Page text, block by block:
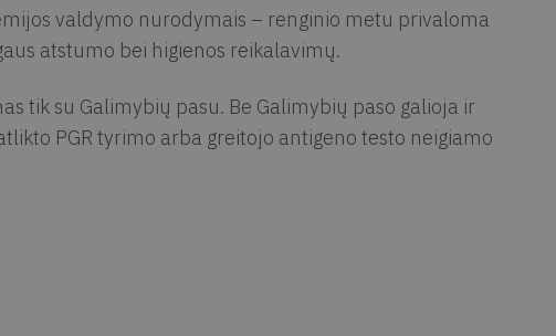
valdymo nurodymais – renginio metu privaloma
atstumo bei higienos reikalavimų.
tik su Galimybių pasu. Be Galimybių paso galioja ir
PGR tyrimo arba greitojo antigeno testo neigiamo